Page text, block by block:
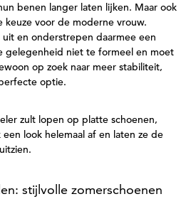
benen langer laten lijken. Maar ook
keuze voor de moderne vrouw.
uit en onderstrepen daarmee een
gelegenheid niet te formeel en moet
op zoek naar meer stabiliteit,
optie.
zult lopen op platte schoenen,
een look helemaal af en laten ze de
stijlvolle zomerschoenen